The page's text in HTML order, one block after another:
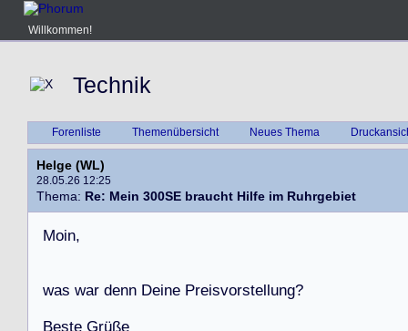
Willkommen!
Technik
Forenliste Themenübersicht Neues Thema
Helge (WL)
28.05.26 12:25
Thema: Re: Mein 300SE braucht Hilfe im Ruhrgebiet
Moin,
was war denn Deine Preisvorstellung?
Beste Grüße